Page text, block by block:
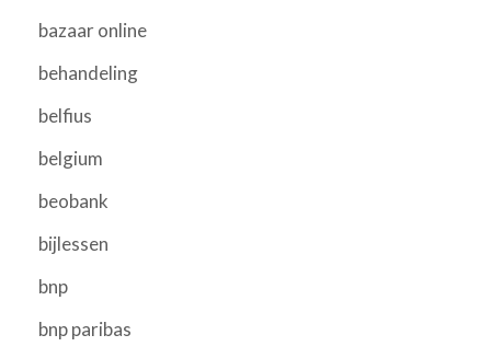
bazaar online
behandeling
belfius
belgium
beobank
bijlessen
bnp
bnp paribas